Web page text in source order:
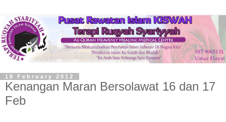
18 February 2012
Kenangan Maran Bersolawat 16 dan 17
Feb